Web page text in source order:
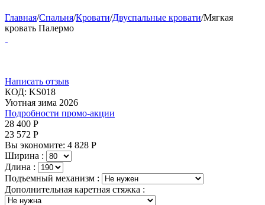
Главная/Спальня/Кровати/Двуспальные кровати/Мягкая
кровать Палермо
Написать отзыв
КОД: KS018
Уютная зима 2026
Подробности промо-акции
28 400 Р
23 572 Р
Вы экономите: 4 828 Р
Ширина :
Длина :
Подъемный механизм :
Дополнительная каретная стяжка :